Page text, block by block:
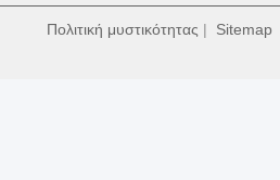
Πολιτική μυστικότητας | Sitemap